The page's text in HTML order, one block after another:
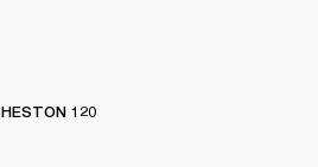
HESTON 120